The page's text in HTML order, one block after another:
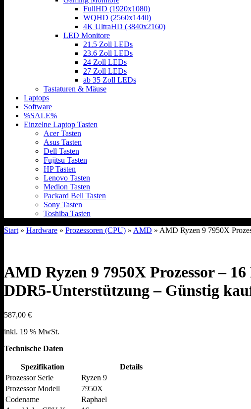
FullHD (1920x1080)
WQHD (2560x1440)
4K UltraHD (3840x2160)
LED Monitore
21.5 Zoll LEDs
23.6 Zoll LEDs
24 Zoll LEDs
27 Zoll LEDs
ab 35 Zoll LEDs
Tastaturen & Mäuse
Laptops
Software
%SALE%
Einzelne Laptop Tasten
Acer Tasten
Asus Tasten
Dell Tasten
Fujitsu Tasten
HP Tasten
Lenovo Tasten
Medion Tasten
Packard Bell Tasten
Sony Tasten
Toshiba Tasten
Start » Hardware » Prozessoren (CPU) » AMD » AMD Ryzen 9 7950X
AMD Ryzen 9 7950X Prozessor –
DDR5-Unterstützung – Günstig
587,00 €
inkl. 19 % MwSt.
Technische Daten
Spezifikation
Details
Prozessor Serie
Ryzen 9
Prozessor Modell
7950X
Codename
Raphael